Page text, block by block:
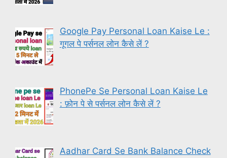
Google Pay Personal Loan Kaise Le :
गूगल पे पर्सनल लोन कैसे लें ?
PhonePe Se Personal Loan Kaise Le
: फ़ोन पे से पर्सनल लोन कैसे लें ?
Aadhar Card Se Bank Balance Check